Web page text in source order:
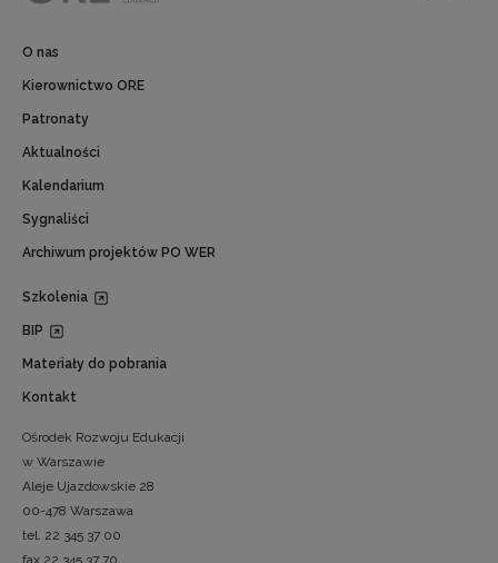
O nas
Kierownictwo ORE
Patronaty
Aktualności
Kalendarium
Sygnaliści
Archiwum projektów PO WER
Szkolenia
BIP
Materiały do pobrania
Kontakt
Ośrodek Rozwoju Edukacji
w Warszawie
Aleje Ujazdowskie 28
00-478 Warszawa
tel. 22 345 37 00
fax 22 345 37 70